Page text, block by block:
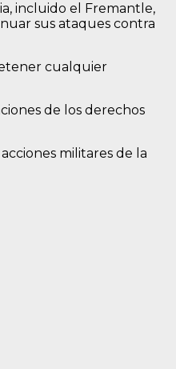
incluido el Fremantle,
sus ataques contra
cualquier
de los derechos
militares de la